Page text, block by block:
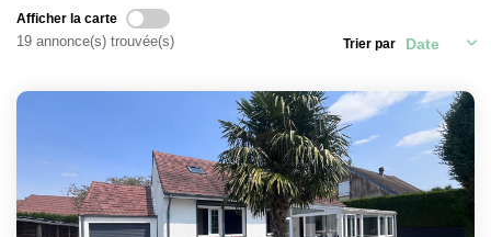
ESPACE GESTION
Afficher la carte
19 annonce(s) trouvée(s) Trier par